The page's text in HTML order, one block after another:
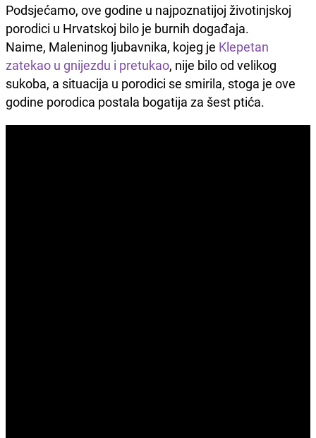
Podsjećamo, ove godine u najpoznatijoj životinjskoj
porodici u Hrvatskoj bilo je burnih događaja.
Naime, Maleninog ljubavnika, kojeg je Klepetan
zatekao u gnijezdu i pretukao, nije bilo od velikog
sukoba, a situacija u porodici se smirila, stoga je ove
godine porodica postala bogatija za šest ptića.